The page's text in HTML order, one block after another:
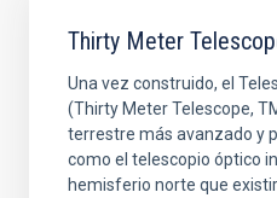
Thirty Meter
Una vez construido, el
(Thirty Meter Telescope,
terrestre más avanzado y
como el telescopio óptico
hemisferio norte que